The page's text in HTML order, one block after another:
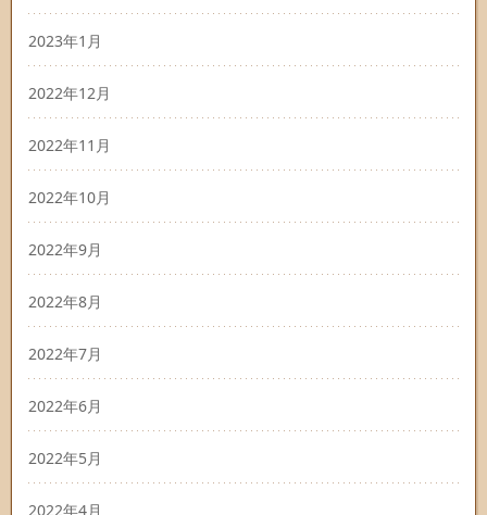
2023年1月
2022年12月
2022年11月
2022年10月
2022年9月
2022年8月
2022年7月
2022年6月
2022年5月
2022年4月